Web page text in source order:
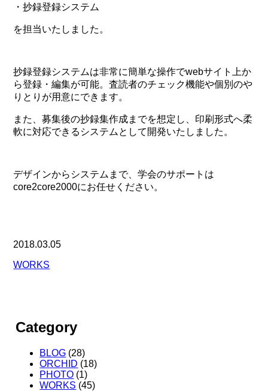
・抄録登録システム
を担当いたしました。
抄録登録システムは非常に簡単な操作でwebサイト上か
ら登録・編集が可能。査読者のチェック機能や個別のや
りとりが用意にできます。
また、募集後の抄録集作成までを想定し、印刷形式へ柔
軟に対応できるシステムとして開発いたしました。
デザインからシステムまで、学会のサポートは
core2core2000にお任せください。
2018.03.05
WORKS
Category
BLOG (28)
ORCHID (18)
PHOTO (1)
WORKS (45)